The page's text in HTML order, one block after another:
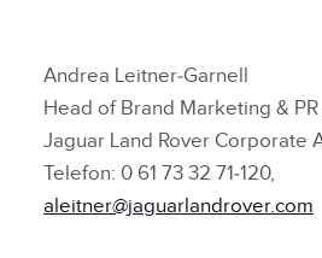
Andrea Leitner‑Garnell
Head of Brand Marketing &
Jaguar Land Rover Corporate
Telefon: 0 61 73 32 71‑120,
aleitner@jaguarlandrover.com